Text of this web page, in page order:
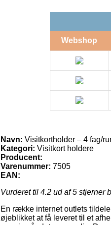
Webshop
Navn: Visitkortholder – 4 fag/
Kategori: Visitkort holdere
Producent:
Varenummer: 7505
EAN:
Vurderet til 4.2 ud af 5 stjerner
En række internet outlets
øjeblikket at få leveret til et